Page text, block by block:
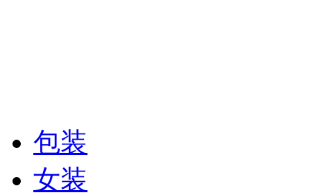
包装
女装